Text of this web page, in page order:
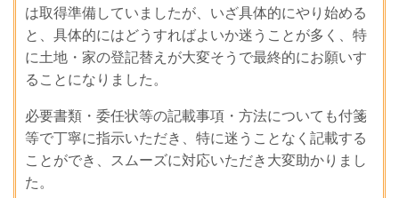
は取得準備していましたが、いざ具体的にやり始める
と、具体的にはどうすればよいか迷うことが多く、特
に土地・家の登記替えが大変そうで最終的にお願いす
ることになりました。
必要書類・委任状等の記載事項・方法についても付箋
等で丁寧に指示いただき、特に迷うことなく記載する
ことができ、スムーズに対応いただき大変助かりまし
た。